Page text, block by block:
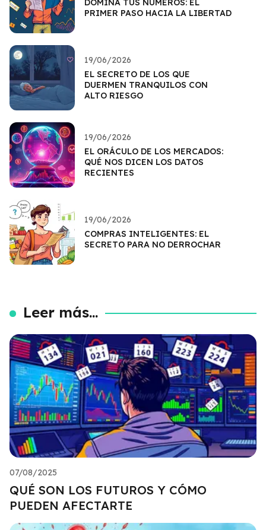
DOMINA TUS NÚMEROS: EL
PRIMER PASO HACIA LA LIBERTAD
19/06/2026
EL SECRETO DE LOS QUE
DUERMEN TRANQUILOS CON
ALTO RIESGO
19/06/2026
EL ORÁCULO DE LOS MERCADOS:
QUÉ NOS DICEN LOS DATOS
RECIENTES
19/06/2026
COMPRAS INTELIGENTES: EL
SECRETO PARA NO DERROCHAR
Leer más...
07/08/2025
QUÉ SON LOS FUTUROS Y CÓMO
PUEDEN AFECTARTE